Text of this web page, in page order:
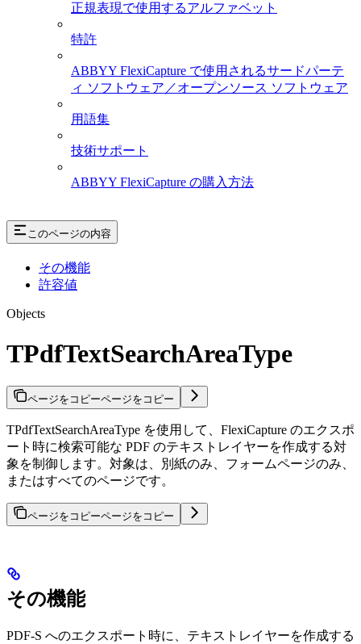
正規表現で使用するアルファベット
特許
ABBYY FlexiCapture で使用されるサードパーテ
ィ ソフトウェア／オープンソース ソフトウェア
用語集
技術サポート
ABBYY FlexiCapture の購入方法
このページの内容
その機能
許容値
Objects
TPdfTextSearchAreaType
ページをコピーページをコピー
TPdfTextSearchAreaType を使用して、FlexiCapture のエクスポ
ート時に検索可能な PDF のテキストレイヤーを作成する対
象を制御します。対象は、別紙のみ、フォームページのみ、
またはすべてのページです。
ページをコピーページをコピー
その機能
PDF-S へのエクスポート時に、テキストレイヤーを作成する